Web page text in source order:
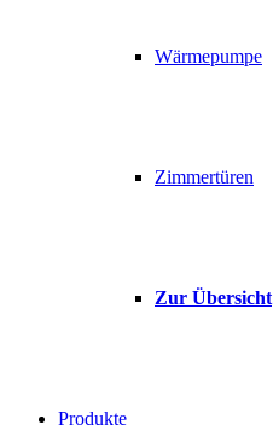
Wärmepumpe
Zimmertüren
Zur Übersicht
Produkte